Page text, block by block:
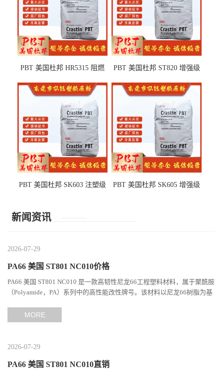
PBT 美国杜邦 HR5315 阻燃
部件
PBT 美国杜邦 ST820 增强级
PBT 美国杜邦 SK603 注塑级
PBT 美国杜邦 SK605 增强级
新闻资讯
2026-07-29
PA66 美国 ST801 NC010价格
PA66 美国 ST801 NC010 是一款高韧性尼龙66工程塑料材料，属于聚酰胺
（Polyamide，PA）系列中的高性能改性牌号。该材料以尼龙66树脂为基
MORE
2026-07-29
PA66 美国 ST801 NC010直销